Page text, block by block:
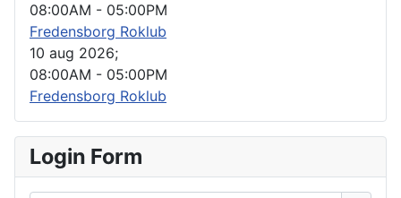
08:00AM - 05:00PM
Fredensborg Roklub
10 aug 2026;
08:00AM - 05:00PM
Fredensborg Roklub
Login Form